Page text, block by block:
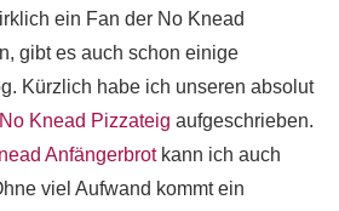
ein Fan der No Knead
gibt es auch schon einige
Kürzlich habe ich unseren absolut
Knead Pizzateig aufgeschrieben.
Anfängerbrotkann ich auch
viel Aufwand kommt ein